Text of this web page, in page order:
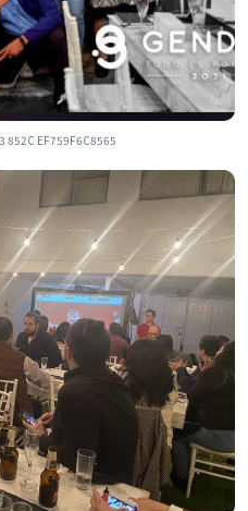
852C EF759F6C8565